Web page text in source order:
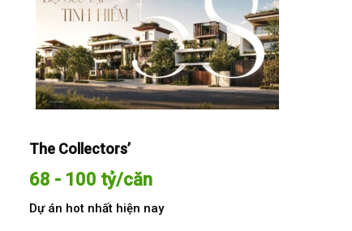
The Collectors’
68 - 100 tỷ/căn
Dự án hot nhất hiện nay